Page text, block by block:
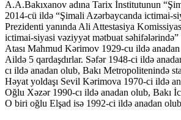
A.A.Bakıxanov adına Tarix İnstitutunun
2014-cü ildə “Şimali Azərbaycanda ictimai-
Prezidenti yanında Ali Attestasiya
ictimai-siyasi vəziyyət mətbuat səhifələrində”
Atası Mahmud Kərimov 1929-cu ildə
Aildə 5 qardaşdırlar. Səfər 1948-ci ildə
cı ildə anadan olub, Bakı Metropolitenində
Həyat yoldaşı Sevil Kərimova 1970-ci ildə
Oğlu Xəzər 1990-cı ildə anadan olub, Bakı
O biri oğlu Elşad isə 1992-ci ildə anadan